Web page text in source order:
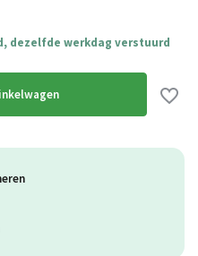
dezelfde werkdag verstuurd